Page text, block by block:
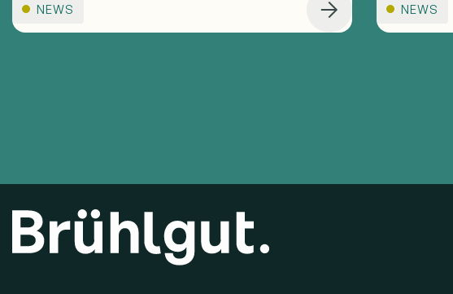
NEWS NEWS